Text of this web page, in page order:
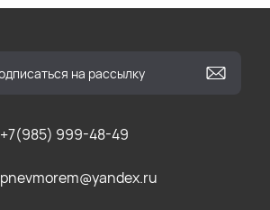
+7(985) 999-48-49
pnevmorem@yandex.ru